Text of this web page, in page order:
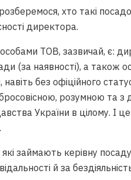
хто такі
директора.
ТОВ, зазвичай, є:
(за наявності), а також
без офіційного
розумною та
України в цілому.
займають керівну
й за